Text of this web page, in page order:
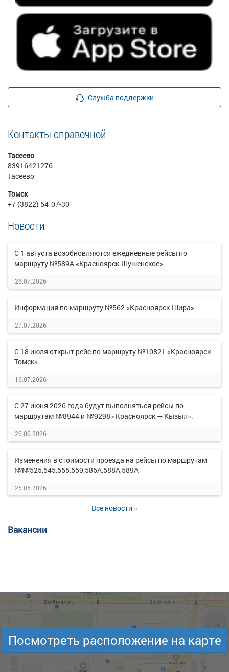
Служба поддержки
Контакты справочной
Тасеево
83916421276
Тасеево
Томск
+7 (3822) 54‑07-30
Новости
С 1 августа возобновляются ежедневные рейсы по
маршруту №589А «Красноярск-Шушенское»
28.07.2026
Информация по маршруту №562 «Красноярск-Шира»
27.07.2026
С 18 июля открыт рейс по маршруту №10821 «Красноярск-
Томск»
16.07.2026
С 27 июня 2026 года будут выполняться рейсы по
маршрутам №8944 и №9298 «Красноярск — Кызыл».
26.06.2026
Изменения в стоимости проезда на рейсы по маршрутам
№№525,545,555,559,586А,588А,589А
25.05.2026
Все новости »
Вакансии
Посмотреть расположение на карте